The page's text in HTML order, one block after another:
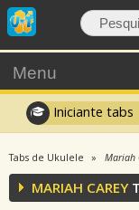
Menu
Iniciante tabs
Tabs de Ukulele Mariah
MARIAH CAREY